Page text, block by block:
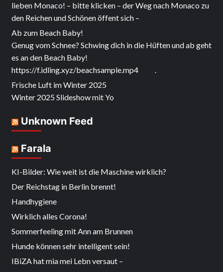
lieben Monaco! – bitte klicken – der Weg nach Monaco zu
den Reichen und Schönen öffent sich –
Ab zum Beach Baby!
Genug vom Schnee? Schwing dich in die Hüften und ab geht
es an den Beach Baby!
https://f.idling.xyz/beachsample.mp4 .
Frische Luft im Winter 2025
Winter 2025 Slideshow mit Yo
Unknown Feed
Farala
KI-Bilder: Wie weit ist die Maschine wirklich?
Der Reichstag in Berlin brennt!
Handhygiene
Wirklich alles Corona!
Sommerfeeling mit Ann am Brunnen
Hunde können sehr intelligent sein!
IBiZA hat mia mei Lebn versaut –